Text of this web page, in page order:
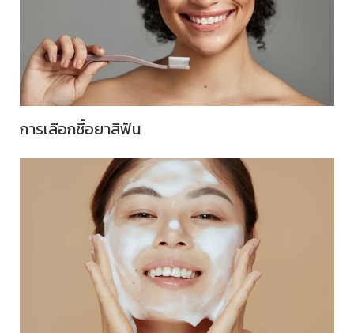
การเลือกซื้อยาสีฟัน